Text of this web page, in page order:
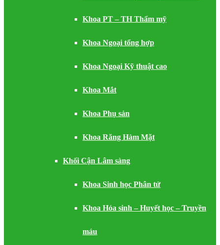
Khoa PT – TH Thẩm mỹ
Khoa Ngoại tổng hợp
Khoa Ngoại Kỹ thuật cao
Khoa Mắt
Khoa Phụ sản
Khoa Răng Hàm Mặt
Khối Cận Lâm sàng
Khoa Sinh học Phân tử
Khoa Hóa sinh – Huyết học – Truyền
máu